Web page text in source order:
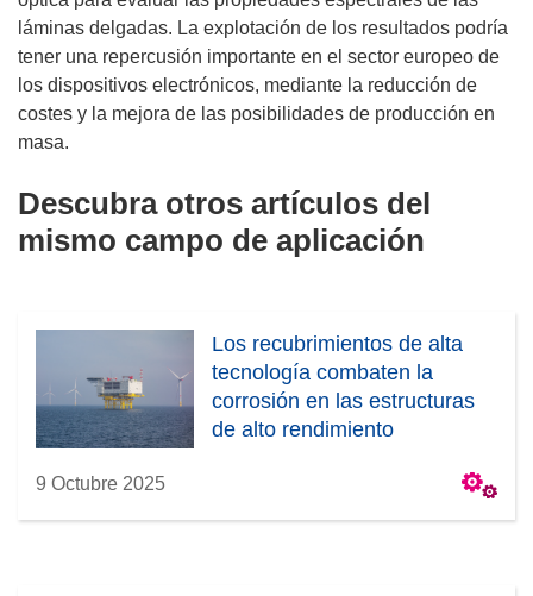
láminas delgadas. La explotación de los resultados podría
tener una repercusión importante en el sector europeo de
los dispositivos electrónicos, mediante la reducción de
costes y la mejora de las posibilidades de producción en
masa.
Descubra otros artículos del
mismo campo de aplicación
Los recubrimientos de alta
tecnología combaten la
corrosión en las estructuras
de alto rendimiento
9 Octubre 2025